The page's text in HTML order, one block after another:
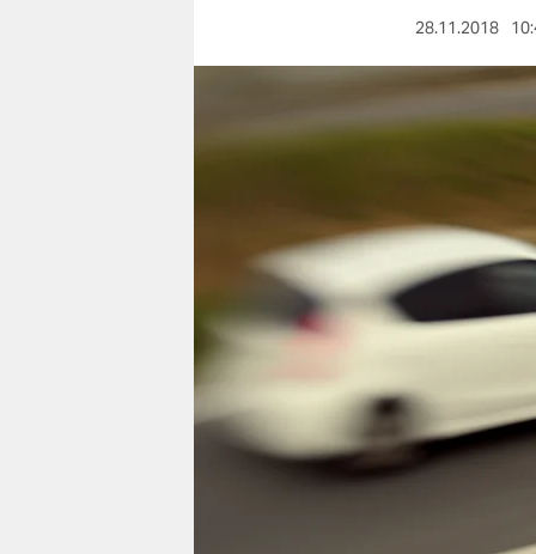
nord
wahrheit
veranstaltungen
shop
fragen & hilfe
unterstützen
28.11.2018